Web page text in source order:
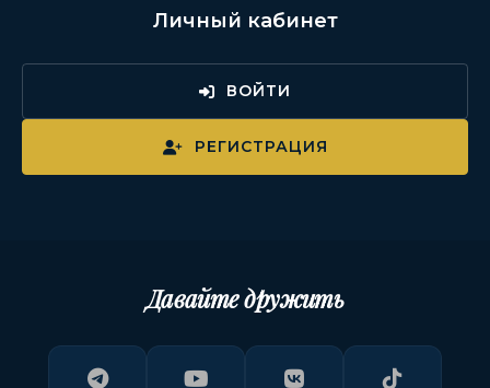
Личный кабинет
ВОЙТИ
РЕГИСТРАЦИЯ
Давайте дружить